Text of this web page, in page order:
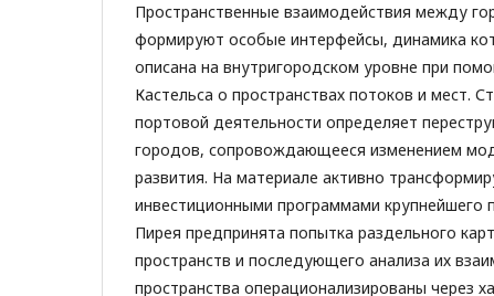
Пространственные взаимодействия между
формируют особые интерфейсы, динамика
описана на внутригородском уровне при
Кастельса о пространствах потоков и мест.
портовой деятельности определяет
городов, сопровождающееся изменением
развития. На материале активно
инвестиционными программами крупнейшего
Пирея предпринята попытка раздельного
пространств и последующего анализа их
пространства операционализированы через